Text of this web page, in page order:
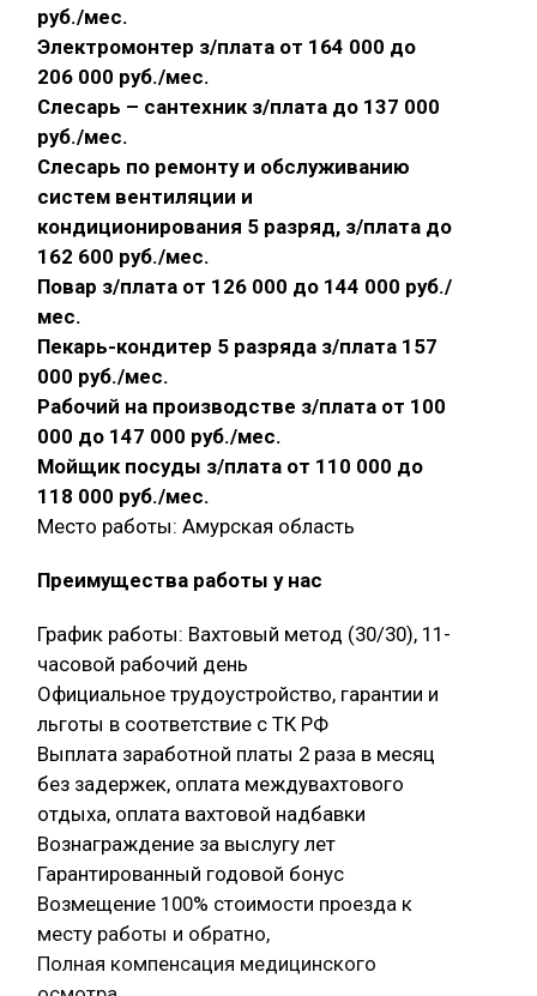
руб./мес.
Электромонтер з/плата от 164 000 до
206 000 руб./мес.
Слесарь – сантехник з/плата до 137 000
руб./мес.
Слесарь по ремонту и обслуживанию
систем вентиляции и
кондиционирования 5 разряд, з/плата до
162 600 руб./мес.
Повар з/плата от 126 000 до 144 000 руб./
мес.
Пекарь-кондитер 5 разряда з/плата 157
000 руб./мес.
Рабочий на производстве з/плата от 100
000 до 147 000 руб./мес.
Мойщик посуды з/плата от 110 000 до
118 000 руб./мес.
Место работы: Амурская область
Преимущества работы у нас
График работы: Вахтовый метод (30/30), 11-
часовой рабочий день
Официальное трудоустройство, гарантии и
льготы в соответствие с ТК РФ
Выплата заработной платы 2 раза в месяц
без задержек, оплата междувахтового
отдыха, оплата вахтовой надбавки
Вознаграждение за выслугу лет
Гарантированный годовой бонус
Возмещение 100% стоимости проезда к
месту работы и обратно,
Полная компенсация медицинского